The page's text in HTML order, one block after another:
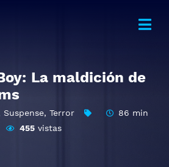
La maldición de
Suspense, Terror
86 min
455 vistas